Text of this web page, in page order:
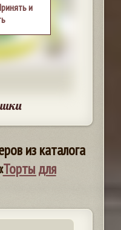
и
из каталога
Торты для